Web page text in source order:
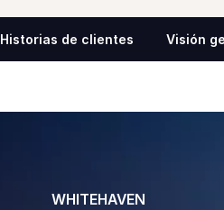
Historias de clientes Visión
WHITEHAVEN